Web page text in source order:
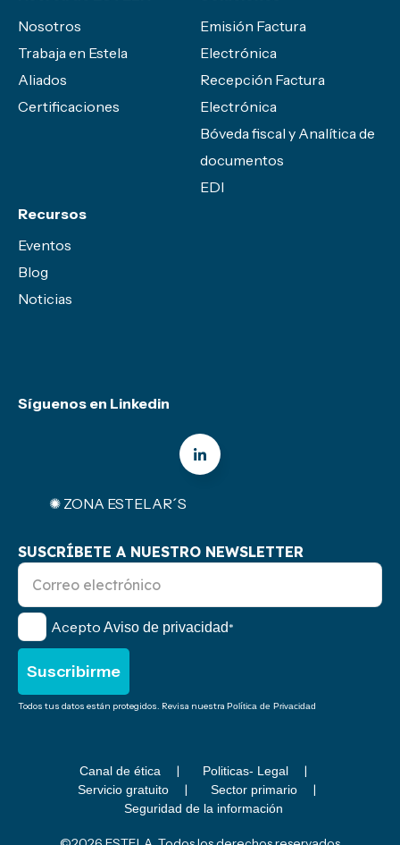
Nosotros
Trabaja en Estela
Aliados
Certificaciones
Emisión Factura
Electrónica
Recepción Factura
Electrónica
Bóveda fiscal y Analítica de
documentos
EDI
Recursos
Eventos
Blog
Noticias
Síguenos en Linkedin
✺ ZONA ESTELAR´S
SUSCRÍBETE A NUESTRO NEWSLETTER
Acepto Aviso de privacidad*
Todos tus datos están protegidos. Revisa nuestra Política de Privacidad
Canal de ética
Politicas- Legal
Servicio gratuito
Sector primario
Seguridad de la información